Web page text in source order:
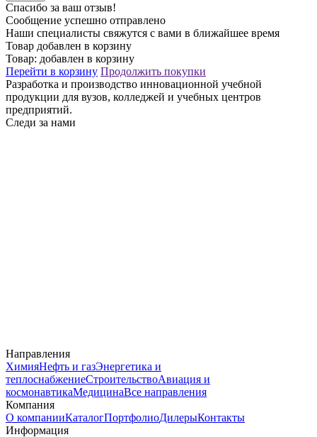
Спасибо за ваш отзыв!
Сообщение успешно отправлено
Наши специалисты свяжутся с вами в ближайшее время
Товар добавлен в корзину
Товар: добавлен в корзину
Перейти в корзину Продолжить покупки
Разработка и производство инновационной учебной
продукции для вузов, колледжей и учебных центров
предприятий.
Следи за нами
Направления
ХимияНефть и газЭнергетика и
теплоснабжениеСтроительствоАвиация и
космонавтикаМедицинаВсе направления
Компания
О компанииКаталогПортфолиоДилерыКонтакты
Информация